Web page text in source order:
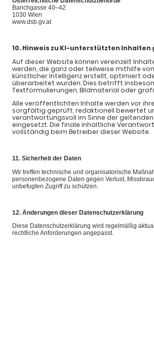
Barichgasse 40–42
1030 Wien
www.dsb.gv.at
10. Hinweis zu KI-unterstützten Inhalten
Auf dieser Website können vereinzelt
werden, die ganz oder teilweise mithilfe
künstlicher Intelligenz erstellt, optimiert
überarbeitet wurden. Dies betrifft
Textformulierungen, Bildmaterial oder
Alle veröffentlichten Inhalte werden vor
sorgfältig geprüft, redaktionell bewertet
verantwortungsvoll im Sinne der geltenden
eingesetzt. Die finale inhaltliche
vollständig beim Betreiber dieser Website.
11. Sicherheit der Daten
Wir treffen technische und organisatorische
personenbezogene Daten gegen Verlust,
unbefugten Zugriff zu schützen.
12. Änderungen dieser Datenschutzerklärung
Diese Datenschutzerklärung wird regelmäßig
rechtliche Anforderungen angepasst.